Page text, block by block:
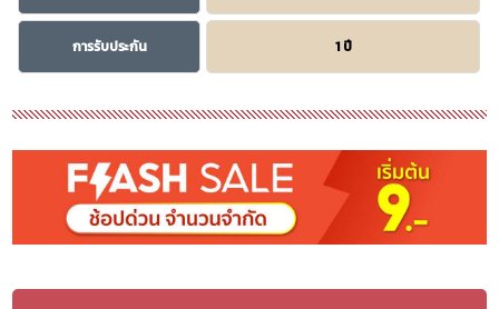
การรับประกัน 1 ปี